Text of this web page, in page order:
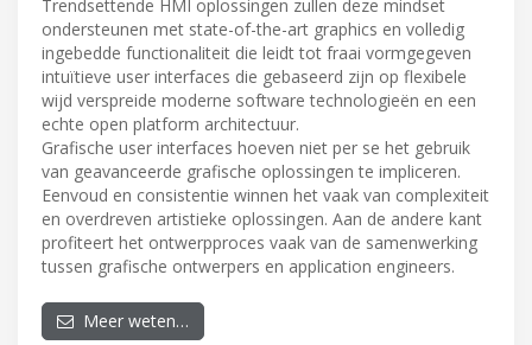
Trendsettende HMI oplossingen zullen deze mindset
ondersteunen met state-of-the-art graphics en volledig
ingebedde functionaliteit die leidt tot fraai vormgegeven
intuïtieve user interfaces die gebaseerd zijn op flexibele
wijd verspreide moderne software technologieën en een
echte open platform architectuur.
Grafische user interfaces hoeven niet per se het gebruik
van geavanceerde grafische oplossingen te impliceren.
Eenvoud en consistentie winnen het vaak van complexiteit
en overdreven artistieke oplossingen. Aan de andere kant
profiteert het ontwerpproces vaak van de samenwerking
tussen grafische ontwerpers en application engineers.
Meer weten…